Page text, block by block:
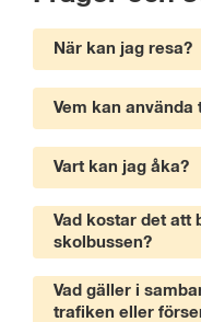
När kan jag resa?
Vem kan använda
Vart kan jag åka?
Vad kostar det att
skolbussen?
Vad gäller i
trafiken eller